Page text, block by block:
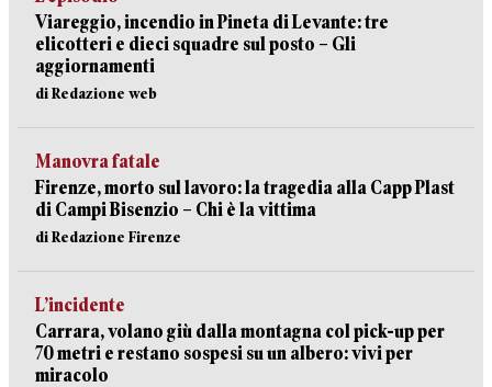
Viareggio, incendio in Pineta di Levante: tre
elicotteri e dieci squadre sul posto – Gli
aggiornamenti
di Redazione web
Manovra fatale
Firenze, morto sul lavoro: la tragedia alla Capp Plast
di Campi Bisenzio – Chi è la vittima
di Redazione Firenze
L’incidente
Carrara, volano giù dalla montagna col pick-up per
70 metri e restano sospesi su un albero: vivi per
miracolo